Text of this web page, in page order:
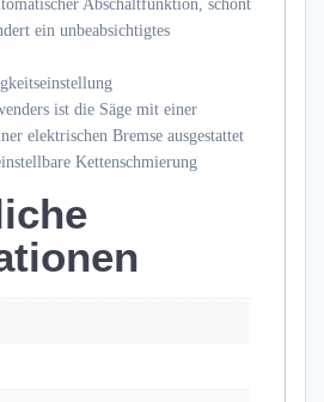
Abschaltfunktion, schont
ein unbeabsichtigtes
ist die Säge mit einer
elektrischen Bremse ausgestattet
Kettenschmierung